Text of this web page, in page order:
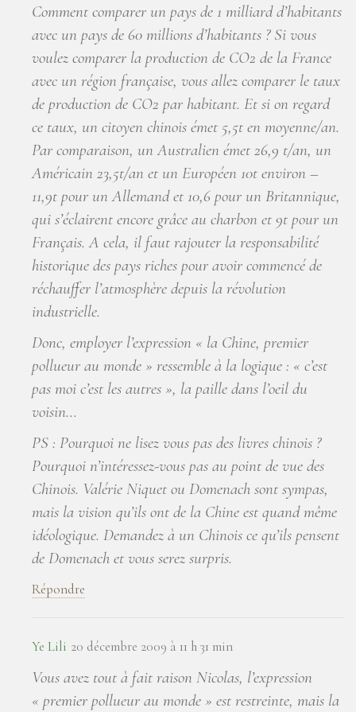
Comment comparer un pays de 1 milliard d’habitants
avec un pays de 60 millions d’habitants ? Si vous
voulez comparer la production de CO2 de la France
avec un région française, vous allez comparer le taux
de production de CO2 par habitant. Et si on regard
ce taux, un citoyen chinois émet 5,5t en moyenne/an.
Par comparaison, un Australien émet 26,9 t/an, un
Américain 23,5t/an et un Européen 10t environ –
11,9t pour un Allemand et 10,6 pour un Britannique,
qui s’éclairent encore grâce au charbon et 9t pour un
Français. A cela, il faut rajouter la responsabilité
historique des pays riches pour avoir commencé de
réchauffer l’atmosphère depuis la révolution
industrielle.
Donc, employer l’expression « la Chine, premier
pollueur au monde » ressemble à la logique : « c’est
pas moi c’est les autres », la paille dans l’oeil du
voisin…
PS : Pourquoi ne lisez vous pas des livres chinois ?
Pourquoi n’intéressez-vous pas au point de vue des
Chinois. Valérie Niquet ou Domenach sont sympas,
mais la vision qu’ils ont de la Chine est quand même
idéologique. Demandez à un Chinois ce qu’ils pensent
de Domenach et vous serez surpris.
Répondre
Ye Lili 20 décembre 2009 à 11 h 31 min
Vous avez tout à fait raison Nicolas, l’expression
« premier pollueur au monde » est restreinte, mais la